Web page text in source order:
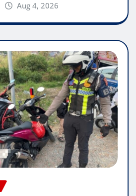
Aug 4, 2026